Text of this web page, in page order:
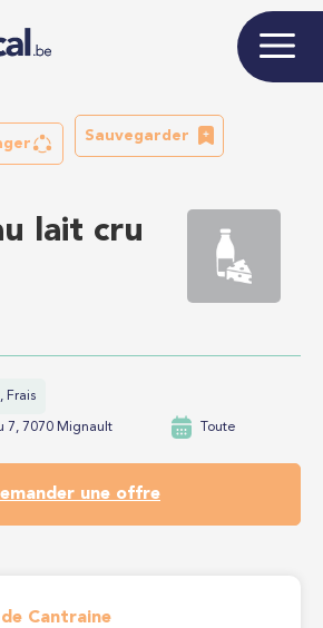
Sauvegarder
lait cru
Frais
7, 7070 Mignault Toute
une offre
de Cantraine